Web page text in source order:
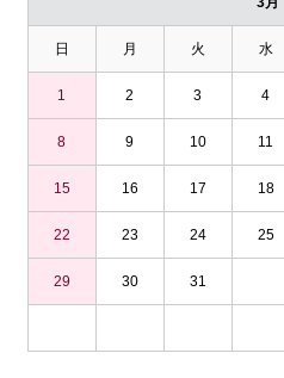
日 月 火 水
1 2 3 4
8 9 10 11
15 16 17 18
22 23 24 25
29 30 31